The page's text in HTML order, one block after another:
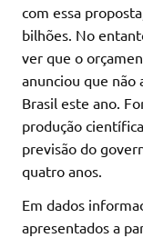
com essa
bilhões. No
ver que o
anunciou que não
Brasil este ano.
produção
previsão do
quatro anos.
Em dados
apresentados a